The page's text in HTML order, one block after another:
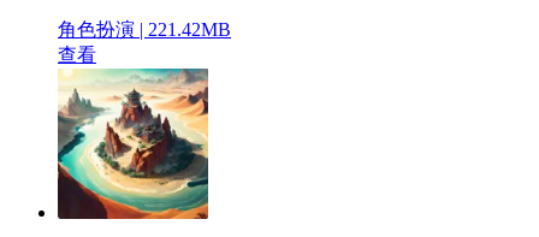
角色扮演 | 221.42MB
查看